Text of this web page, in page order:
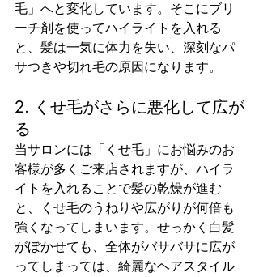
毛」へと変化しています。そこにブリ
ーチ剤を使ってハイライトを入れる
と、髪は一気に体力を失い、深刻なパ
サつきや切れ毛の原因になります。
2. くせ毛がさらに悪化して広が
る
当サロンには「くせ毛」にお悩みのお
客様が多くご来店されますが、ハイラ
イトを入れることで髪の乾燥が進む
と、くせ毛のうねりや広がりが何倍も
強くなってしまいます。せっかく白髪
がぼかせても、全体がバサバサに広が
ってしまっては、綺麗なヘアスタイル